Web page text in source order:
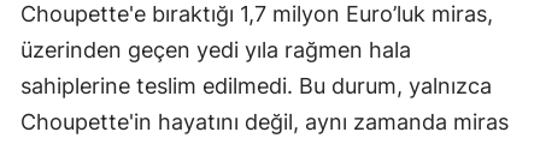
Choupette'e bıraktığı 1,7 milyon Euro’luk miras,
üzerinden geçen yedi yıla rağmen hala
sahiplerine teslim edilmedi. Bu durum, yalnızca
Choupette'in hayatını değil, aynı zamanda miras